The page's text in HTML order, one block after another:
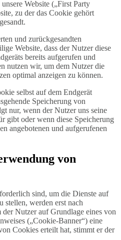
Website („First Party
zu der das Cookie gehört
und zurückgesandten
Website, dass der Nutzer diese
bereits aufgerufen und
nutzen wir, um dem Nutzer die
optimal anzeigen zu können.
selbst auf dem Endgerät
Speicherung von
nur, wenn der Nutzer uns seine
gibt oder wenn diese Speicherung
angebotenen und aufgerufenen
von
sind, um die Dienste auf
stellen, werden erst nach
Nutzer auf Grundlage eines von
(„Cookie-Banner“) eine
Cookies erteilt hat, stimmt er der